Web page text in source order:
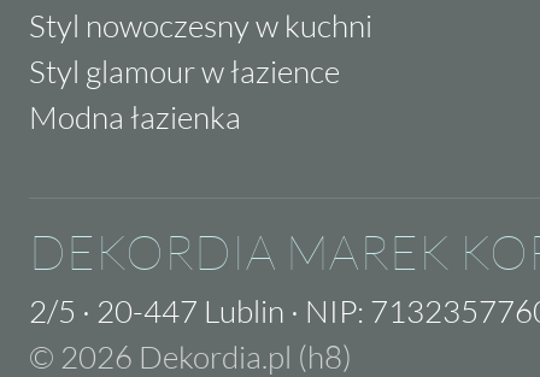
Styl nowoczesny w kuchni
Styl glamour w łazience
Modna łazienka
DEKORDIA MAREK
2/5 · 20-447 Lublin · NIP:
© 2026 Dekordia.pl (h8)